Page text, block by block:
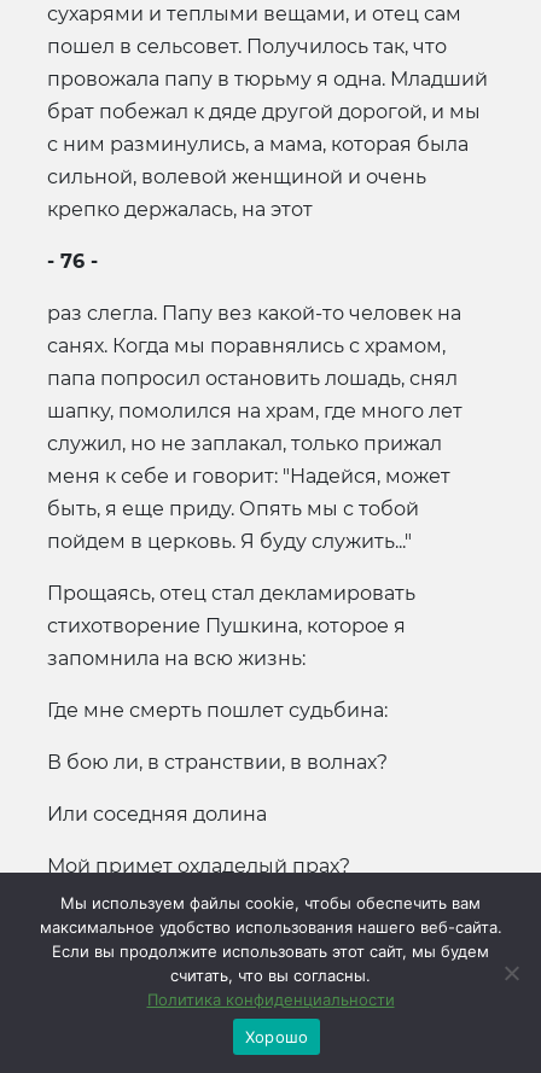
сухарями и теплыми вещами, и отец сам
пошел в сельсовет. Получилось так, что
провожала папу в тюрьму я одна. Младший
брат побежал к дяде другой дорогой, и мы
с ним разминулись, а мама, которая была
сильной, волевой женщиной и очень
крепко держалась, на этот
- 76 -
раз слегла. Папу вез какой-то человек на
санях. Когда мы поравнялись с храмом,
папа попросил остановить лошадь, снял
шапку, помолился на храм, где много лет
служил, но не заплакал, только прижал
меня к себе и говорит: "Надейся, может
быть, я еще приду. Опять мы с тобой
пойдем в церковь. Я буду служить..."
Прощаясь, отец стал декламировать
стихотворение Пушкина, которое я
запомнила на всю жизнь:
Где мне смерть пошлет судьбина:
В бою ли, в странствии, в волнах?
Или соседняя долина
Мой примет охладелый прах?
И хоть бесчувственному телу
Равно повсюду истлевать,
Но ближе к милому пределу
Мы используем файлы cookie, чтобы обеспечить вам
максимальное удобство использования нашего веб-сайта.
Если вы продолжите использовать этот сайт, мы будем
считать, что вы согласны.
Политика конфиденциальности
Хорошо